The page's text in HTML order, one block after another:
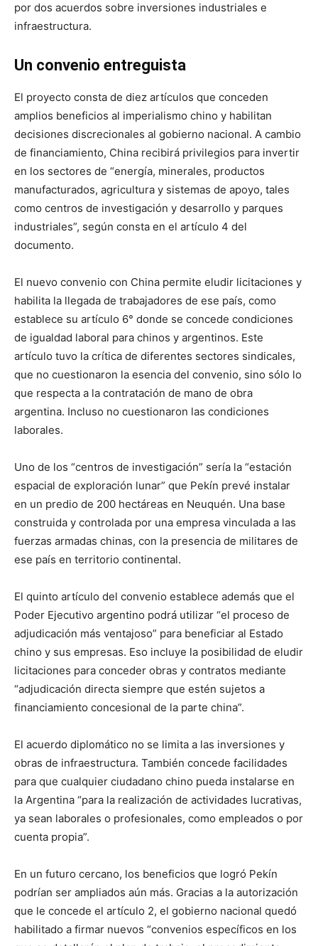
por dos acuerdos sobre inversiones industriales e
infraestructura.
Un convenio entreguista
El proyecto consta de diez artículos que conceden
amplios beneficios al imperialismo chino y habilitan
decisiones discrecionales al gobierno nacional. A cambio
de financiamiento, China recibirá privilegios para invertir
en los sectores de “energía, minerales, productos
manufacturados, agricultura y sistemas de apoyo, tales
como centros de investigación y desarrollo y parques
industriales”, según consta en el artículo 4 del
documento.
El nuevo convenio con China permite eludir licitaciones y
habilita la llegada de trabajadores de ese país, como
establece su artículo 6° donde se concede condiciones
de igualdad laboral para chinos y argentinos. Este
artículo tuvo la crítica de diferentes sectores sindicales,
que no cuestionaron la esencia del convenio, sino sólo lo
que respecta a la contratación de mano de obra
argentina. Incluso no cuestionaron las condiciones
laborales.
Uno de los “centros de investigación” sería la “estación
espacial de exploración lunar” que Pekín prevé instalar
en un predio de 200 hectáreas en Neuquén. Una base
construida y controlada por una empresa vinculada a las
fuerzas armadas chinas, con la presencia de militares de
ese país en territorio continental.
El quinto artículo del convenio establece además que el
Poder Ejecutivo argentino podrá utilizar “el proceso de
adjudicación más ventajoso” para beneficiar al Estado
chino y sus empresas. Eso incluye la posibilidad de eludir
licitaciones para conceder obras y contratos mediante
“adjudicación directa siempre que estén sujetos a
financiamiento concesional de la parte china”.
El acuerdo diplomático no se limita a las inversiones y
obras de infraestructura. También concede facilidades
para que cualquier ciudadano chino pueda instalarse en
la Argentina “para la realización de actividades lucrativas,
ya sean laborales o profesionales, como empleados o por
cuenta propia”.
En un futuro cercano, los beneficios que logró Pekín
podrían ser ampliados aún más. Gracias a la autorización
que le concede el artículo 2, el gobierno nacional quedó
habilitado a firmar nuevos “convenios específicos en los